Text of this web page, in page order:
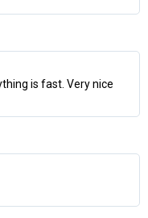
is fast. Very nice